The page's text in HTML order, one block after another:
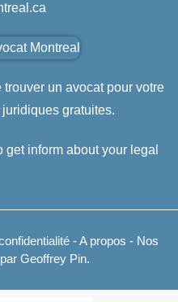
un avocat pour votre
gratuites.
inform about your legal
-A propos - Nos
Geoffrey Pin.